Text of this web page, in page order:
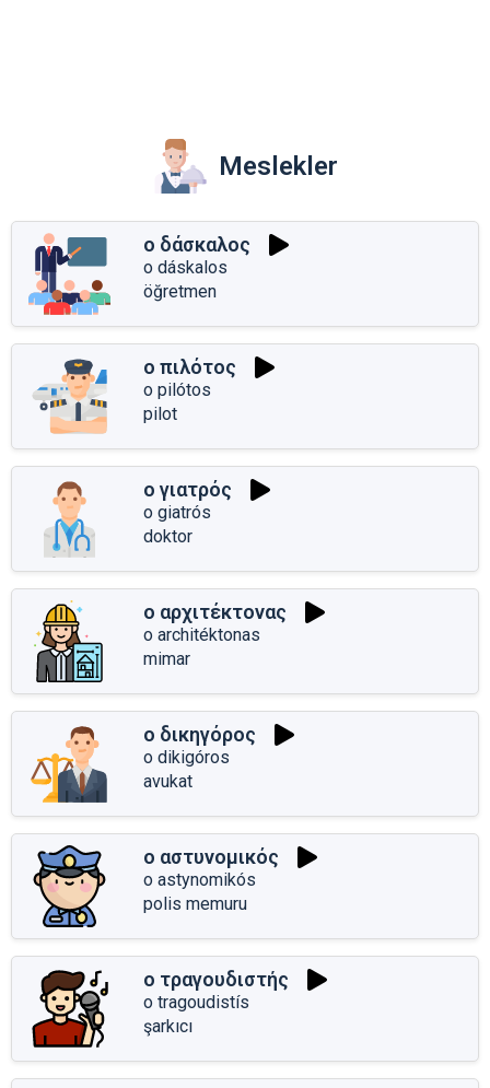
Meslekler
ο δάσκαλος
o dáskalos
öğretmen
ο πιλότος
o pilótos
pilot
ο γιατρός
o giatrós
doktor
ο αρχιτέκτονας
o architéktonas
mimar
ο δικηγόρος
o dikigóros
avukat
ο αστυνομικός
o astynomikós
polis memuru
ο τραγουδιστής
o tragoudistís
şarkıcı